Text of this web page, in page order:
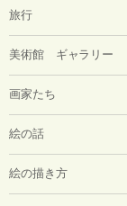
旅行
美術館 ギャラリー
画家たち
絵の話
絵の描き方